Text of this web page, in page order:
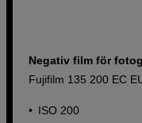
Negativ film för
Fujifilm 135 200 EC
ISO 200